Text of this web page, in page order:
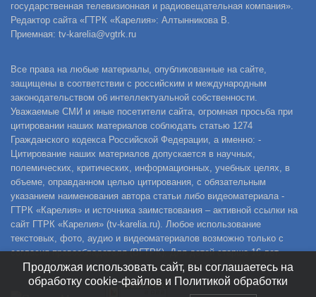
государственная телевизионная и радиовещательная компания».
Редактор сайта «ГТРК «Карелия»: Алтынникова В.
Приемная: tv-karelia@vgtrk.ru
Все права на любые материалы, опубликованные на сайте,
защищены в соответствии с российским и международным
законодательством об интеллектуальной собственности.
Уважаемые СМИ и иные посетители сайта, огромная просьба при
цитировании наших материалов соблюдать статью 1274
Гражданского кодекса Российской Федерации, а именно: -
Цитирование наших материалов допускается в научных,
полемических, критических, информационных, учебных целях, в
объеме, оправданном целью цитирования, с обязательным
указанием наименования автора статьи либо видеоматериала -
ГТРК «Карелия» и источника заимствования – активной ссылки на
сайт ГТРК «Карелия» (tv-karelia.ru). Любое использование
текстовых, фото, аудио и видеоматериалов возможно только с
согласия правообладателя (ВГТРК). Для детей старше 16 лет.
Продолжая использовать сайт, вы соглашаетесь на
обработку cookie-файлов и Политикой обработки